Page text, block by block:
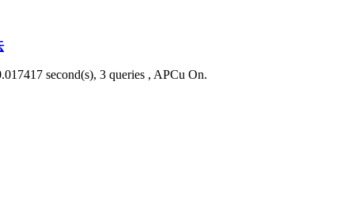
second(s), 3 queries , APCu On.